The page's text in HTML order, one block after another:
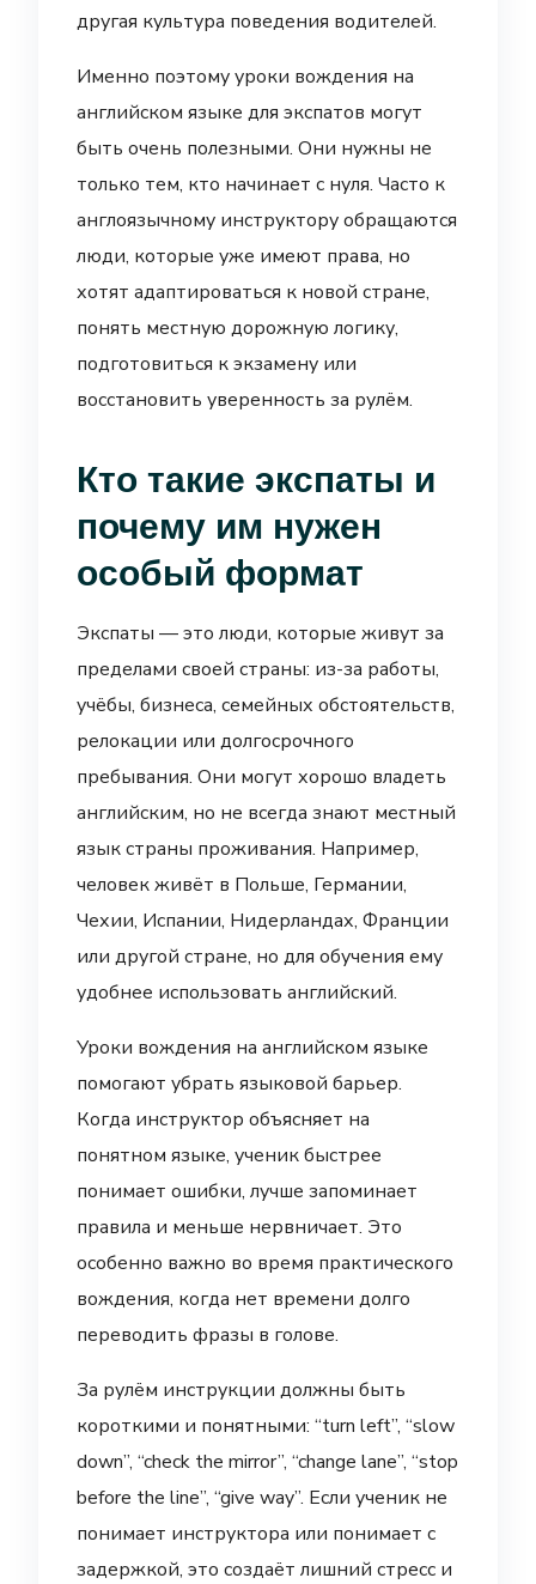
другая культура поведения водителей.
Именно поэтому уроки вождения на
английском языке для экспатов могут
быть очень полезными. Они нужны не
только тем, кто начинает с нуля. Часто к
англоязычному инструктору обращаются
люди, которые уже имеют права, но
хотят адаптироваться к новой стране,
понять местную дорожную логику,
подготовиться к экзамену или
восстановить уверенность за рулём.
Кто такие экспаты и
почему им нужен
особый формат
Экспаты — это люди, которые живут за
пределами своей страны: из-за работы,
учёбы, бизнеса, семейных обстоятельств,
релокации или долгосрочного
пребывания. Они могут хорошо владеть
английским, но не всегда знают местный
язык страны проживания. Например,
человек живёт в Польше, Германии,
Чехии, Испании, Нидерландах, Франции
или другой стране, но для обучения ему
удобнее использовать английский.
Уроки вождения на английском языке
помогают убрать языковой барьер.
Когда инструктор объясняет на
понятном языке, ученик быстрее
понимает ошибки, лучше запоминает
правила и меньше нервничает. Это
особенно важно во время практического
вождения, когда нет времени долго
переводить фразы в голове.
За рулём инструкции должны быть
короткими и понятными: “turn left”, “slow
down”, “check the mirror”, “change lane”, “stop
before the line”, “give way”. Если ученик не
понимает инструктора или понимает с
задержкой, это создаёт лишний стресс и